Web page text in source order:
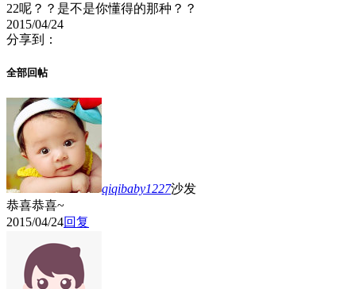
22呢？？是不是你懂得的那种？？
2015/04/24
分享到：
全部回帖
qiqibaby1227沙发
恭喜恭喜~
2015/04/24回复